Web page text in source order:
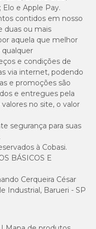
gradual durante
novo alimento a cada
Sachê. Mantenha água
o médico-
para proporcionar
seu cão:
mais exigentes, esse
para o seu pet.
e Apple Pay.
contidos em nosso
duas ou mais
aquela que melhor
qualquer
e condições de
via internet, podendo
e promoções são
e entregues pela
no site, o valor
segurança para suas
à Cobasi.
BÁSICOS E
Cerqueira César
Industrial, Barueri - SP